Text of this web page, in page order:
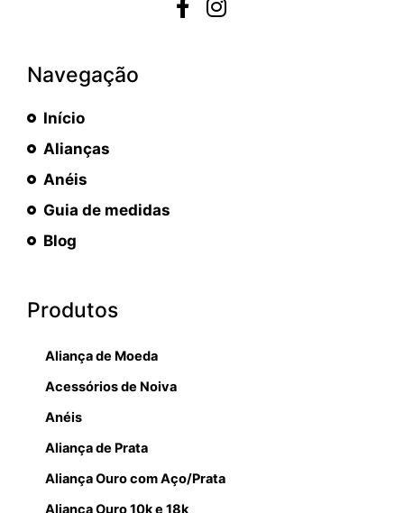
Navegação
Início
Alianças
Anéis
Guia de medidas
Blog
Produtos
Aliança de Moeda
Acessórios de Noiva
Anéis
Aliança de Prata
Aliança Ouro com Aço/Prata
Aliança Ouro 10k e 18k